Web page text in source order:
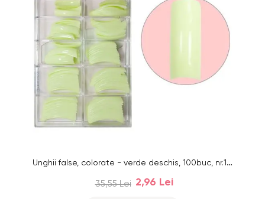
Unghii false, colorate - verde deschis, 100buc, nr.1 - 10
35,55 Lei 2,96 Lei